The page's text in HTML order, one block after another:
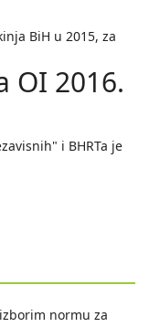
BiH u 2015, za
OI 2016.
i BHRTa je
normu za